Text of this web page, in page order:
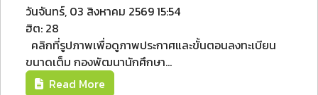
วันจันทร์, 03 สิงหาคม 2569 15:54
ฮิต: 28
คลิกที่รูปภาพเพื่อดูภาพประกาศและขั้นตอนลงทะเบียน
ขนาดเต็ม กองพัฒนานักศึกษา...
Read More